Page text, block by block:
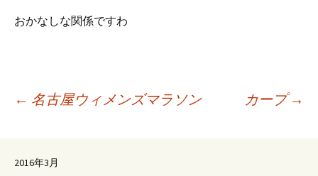
おかなしな関係ですわ
投
稿
← 名古屋ウィメンズマラソン カープ→
2016年3月